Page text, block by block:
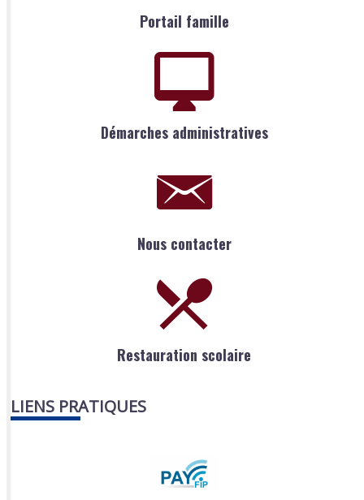
Portail famille
Démarches administratives
Nous contacter
Restauration scolaire
LIENS PRATIQUES